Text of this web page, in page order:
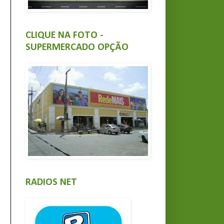
CLIQUE NA FOTO -
SUPERMERCADO OPÇÃO
RADIOS NET